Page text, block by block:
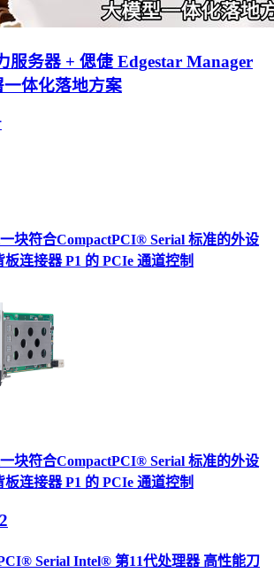
服务器 + 偲倢 Edgestar Manager
一体化落地方案
块符合CompactPCI® Serial 标准的外设
连接器 P1 的 PCIe 通道控制
块符合CompactPCI® Serial 标准的外设
连接器 P1 的 PCIe 通道控制
Serial Intel® 第11代处理器 高性能刀